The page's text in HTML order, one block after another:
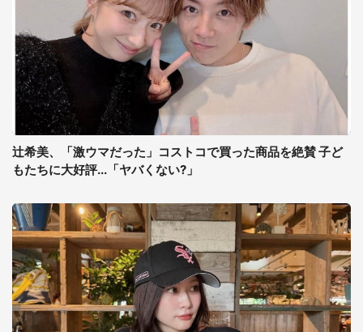
辻希美、「激ウマだった」コストコで買った商品を絶賛 子ど
もたちに大好評...「ヤバくない?」